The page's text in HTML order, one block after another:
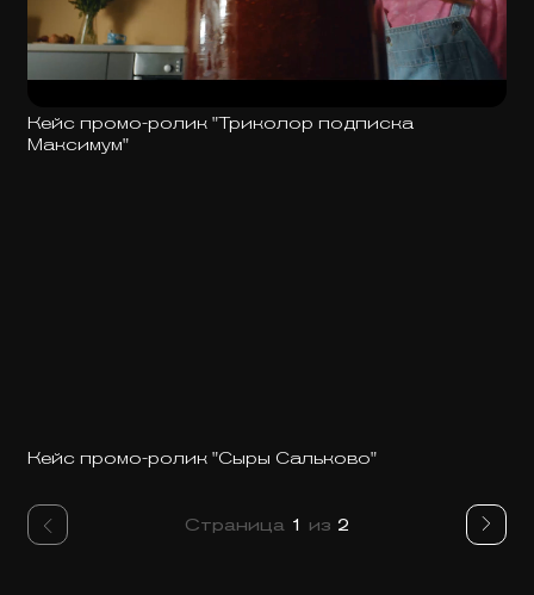
Кейс промо-ролик "Триколор подписка
Максимум"